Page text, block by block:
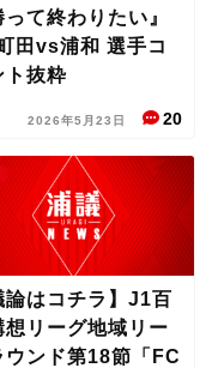
って終わりたい』
田vs浦和 選手コ
ト抜粋
2026年5月23日 20
論はコチラ】J1百
想リーグ地域リー
ウンド第18節「FC